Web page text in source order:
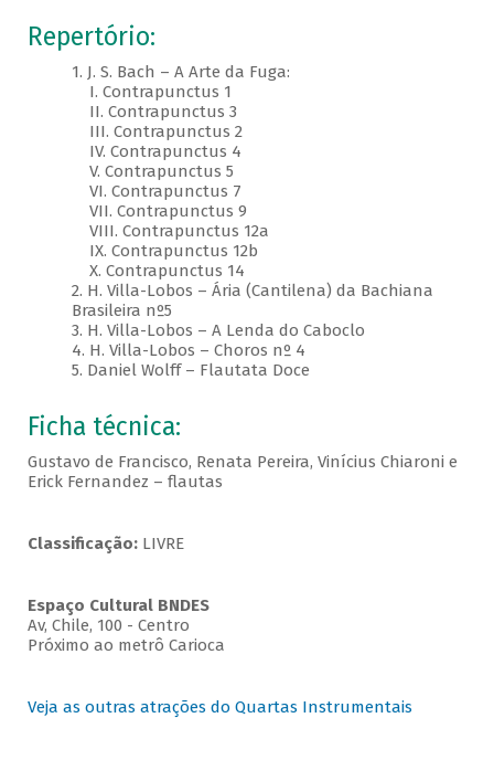
Repertório:
1. J. S. Bach – A Arte da Fuga:
I. Contrapunctus 1
II. Contrapunctus 3
III. Contrapunctus 2
IV. Contrapunctus 4
V. Contrapunctus 5
VI. Contrapunctus 7
VII. Contrapunctus 9
VIII. Contrapunctus 12a
IX. Contrapunctus 12b
X. Contrapunctus 14
2. H. Villa-Lobos – Ária (Cantilena) da Bachiana
Brasileira nº5
3. H. Villa-Lobos – A Lenda do Caboclo
4. H. Villa-Lobos – Choros nº 4
5. Daniel Wolff – Flautata Doce
Ficha técnica:
Gustavo de Francisco, Renata Pereira, Vinícius Chiaroni e
Erick Fernandez – flautas
Classificação:LIVRE
Espaço Cultural BNDES
Av, Chile, 100 - Centro
Próximo ao metrô Carioca
Veja as outras atrações do Quartas Instrumentais